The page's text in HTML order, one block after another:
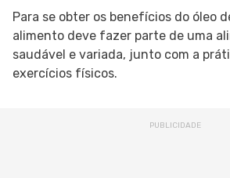
Para se obter os benefícios do óleo
alimento deve fazer parte de uma
saudável e variada, junto com a
exercícios físicos.